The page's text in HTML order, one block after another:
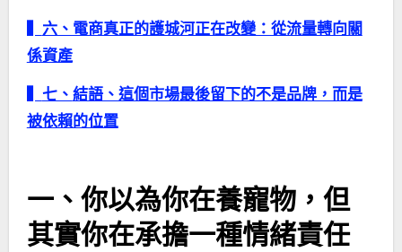
六、電商真正的護城河正在改變：從流量轉向關
係資產
七、 結語、這個市場最後留下的不是品牌，而是
被依賴的位置
一、你以為你在養寵物，但
其實你在承擔一種情緒責任